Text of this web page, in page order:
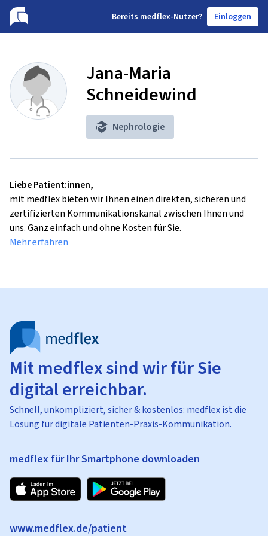
Bereits medflex-Nutzer? Einloggen
Jana-Maria
Schneidewind
Nephrologie
Liebe Patient:innen,
mit medflex bieten wir Ihnen einen direkten, sicheren und
zertifizierten Kommunikationskanal zwischen Ihnen und
uns. Ganz einfach und ohne Kosten für Sie.
Mehr erfahren
Mit medflex sind wir für Sie
digital erreichbar.
Schnell, unkompliziert, sicher & kostenlos: medflex ist die
Lösung für digitale Patienten-Praxis-Kommunikation.
medflex für Ihr Smartphone downloaden
www.medflex.de/patient